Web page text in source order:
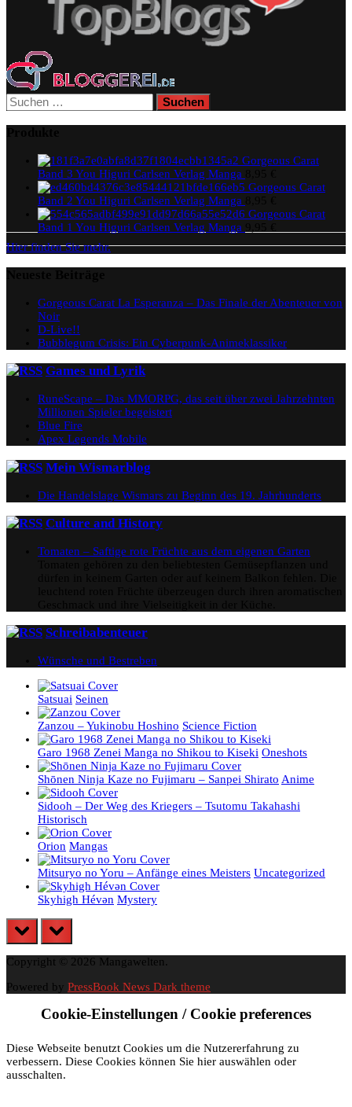
Suchen
nach:
Gorgeous Carat
Band 3 You Higuri Carlsen Verlag Manga
Gorgeous Carat
Band 2 You Higuri Carlsen Verlag Manga
Gorgeous Carat
Band 1 You Higuri Carlsen Verlag Manga
Hier finden Sie mehr.
Gorgeous Carat La Esperanza – Das Finale der Abenteuer von
Noir
D-Live!!
Bubblegum Crisis: Ein Cyberpunk-Animeklassiker
Games und Lyrik
RuneScape – Das MMORPG, das seit über zwei Jahrzehnten
Millionen Spieler begeistert
Blue Fire
Apex Legends Mobile
Mein Wismarblog
Die Handelslage Wismars zu Beginn des 19. Jahrhunderts
Culture and History
Tomaten – Saftige rote Früchte aus dem eigenen Garten
Schreibabenteuer
Wünsche und Bestreben
Satsuai Seinen
Zanzou – Yukinobu Hoshino Science Fiction
Garo 1968 Zenei Manga no Shikou to Kiseki Oneshots
Shōnen Ninja Kaze no Fujimaru – Sanpei Shirato Anime
Sidooh – Der Weg des Kriegers – Tsutomu Takahashi
Historisch
Orion Mangas
Mitsuryo no Yoru – Anfänge eines Meisters Uncategorized
Skyhigh Hévәn Mystery
prev next
Copyright © 2026 Mangawelten.
Powered by PressBook News Dark theme
Cookie-Einstellungen / Cookie preferences
Diese Webseite benutzt Cookies um die Nutzererfahrung zu
verbessern. Diese Cookies können Sie hier auswählen oder
ausschalten.